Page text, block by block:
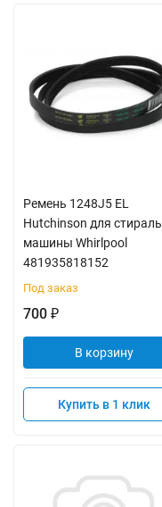
Ремень 1248J5 EL
Hutchinson для
машины Whirlpool
481935818152
Под заказ
700 ₽
В корзину
Купить в 1 клик